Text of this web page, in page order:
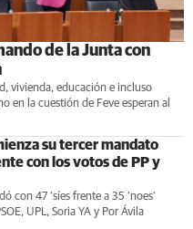
de la Junta con
vivienda, educación e incluso
en la cuestión de Feve esperan al
su tercer mandato
con los votos de PP y
con 47 ‘síes frente a 35 ’noes'
UPL, Soria YA y Por Ávila